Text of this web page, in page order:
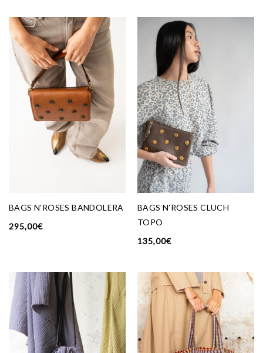
BAGS N’ROSES BANDOLERA
295,00€
BAGS N’ROSES CLUCH
TOPO
135,00€